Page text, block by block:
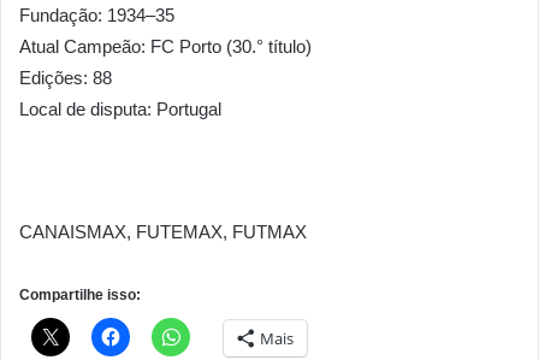
Fundação: 1934–35
Atual Campeão: FC Porto (30.° título)
Edições: 88
Local de disputa: Portugal
CANAISMAX, FUTEMAX, FUTMAX
Compartilhe isso:
Mais